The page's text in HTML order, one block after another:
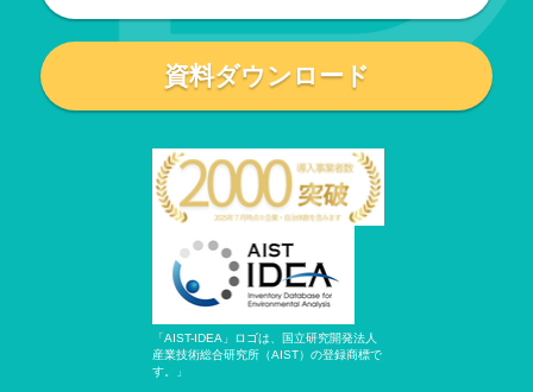
資料ダウンロード
「AIST-IDEA」ロゴは、国立研究開発法人
産業技術総合研究所（AIST）の登録商標で
す。」